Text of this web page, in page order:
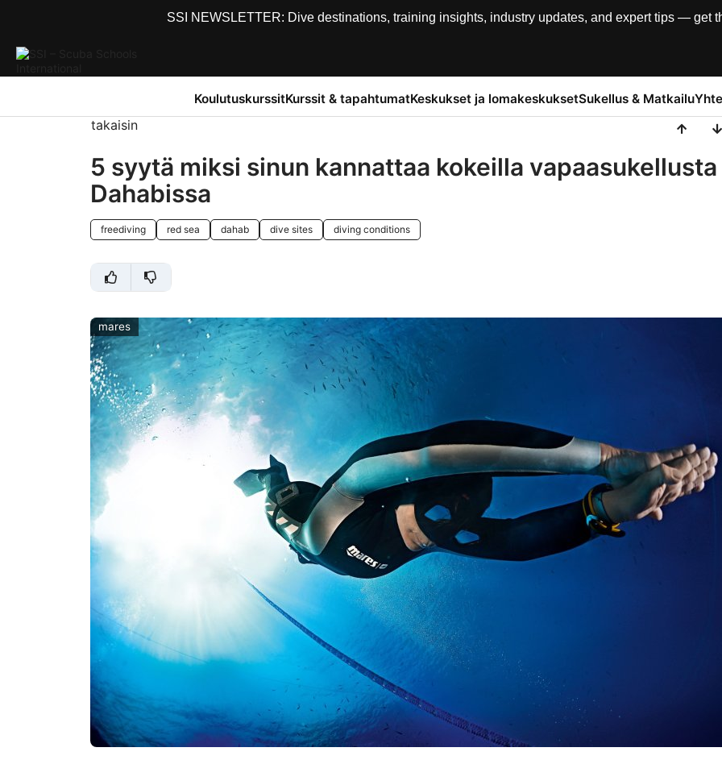
SSI NEWSLETTER: Dive destinations, training insights, industry updates, and expert tips — get
KoulutuskurssitKurssit & tapahtumatKeskukset ja lomakeskuksetSukellus & Matkailu
takaisin
5 syytä miksi sinun kannattaa kokeilla vapaasukellusta
Dahabissa
freediving red sea dahab dive sites diving conditions
mares